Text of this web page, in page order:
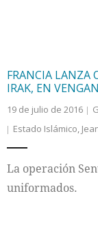
FRANCIA LANZA
IRAK, EN
19 de julio de 2016
Estado Islámico,
La operación
uniformados.